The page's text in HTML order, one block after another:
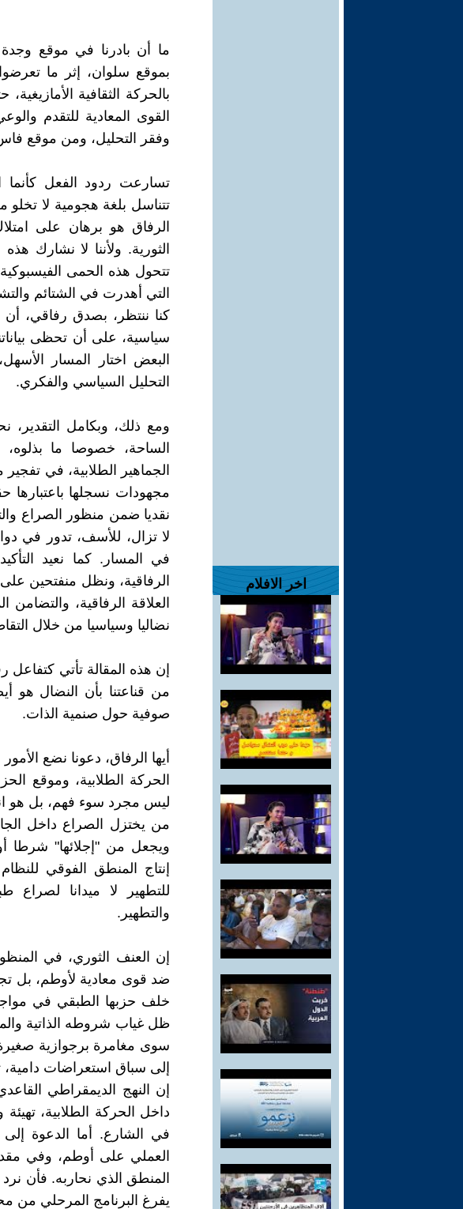
اخر الافلام
ما أن بادرنا في موقع وجدة
بموقع سلوان، إثر ما
بالحركة الثقافية
القوى المعادية للتقدم
وفقر التحليل، ومن موقع فاس
تسارعت ردود الفعل كأنما
تتناسل بلغة هجومية لا
الرفاق هو برهان على
الثورية. ولأننا لا نشارك
تتحول هذه الحمى
التي أهدرت في الشتائم
كنا ننتظر، بصدق رفاقي، أن
سياسية، على أن تحظى
البعض اختار المسار
التحليل السياسي والفكري.
ومع ذلك، وبكامل
الساحة، خصوصا ما
الجماهير الطلابية، في
مجهودات نسجلها باعتبارها
نقديا ضمن منظور الصراع
لا تزال، للأسف، تدور في
في المسار. كما نعيد
الرفاقية، ونظل منفتحين على
العلاقة الرفاقية،
نضاليا وسياسيا من خلال
إن هذه المقالة تأتي
من قناعتنا بأن النضال هو
صوفية حول صنمية الذات.
أيها الرفاق، دعونا نضع
الحركة الطلابية، وموقع
ليس مجرد سوء فهم، بل هو
من يختزل الصراع داخل
ويجعل من "إجلائها" شرطا
إنتاج المنطق الفوقي
للتطهير لا ميدانا لصراع
والتطهير.
إن العنف الثوري، في
ضد قوى معادية لأوطم، بل
خلف حزبها الطبقي في
ظل غياب شروطه الذاتية
سوى مغامرة برجوازية
إلى سباق استعراضات دامية،
إن النهج الديمقراطي
داخل الحركة الطلابية،
في الشارع. أما الدعوة
العملي على أوطم، وفي
المنطق الذي نحاربه. فأن
يفرغ البرنامج المرحلي من